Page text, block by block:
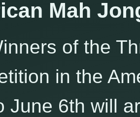
Mah
of the
in the
June 6th will